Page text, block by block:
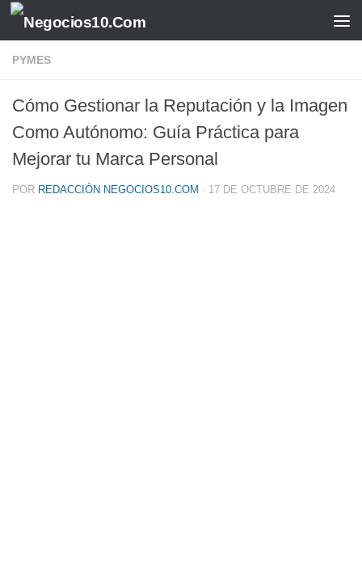
Saltar al contenido
PYMES
Cómo Gestionar la Reputación y la Imagen
Como Autónomo: Guía Práctica para
Mejorar tu Marca Personal
POR REDACCIÓN NEGOCIOS10.COM · 17 DE OCTUBRE DE 2024